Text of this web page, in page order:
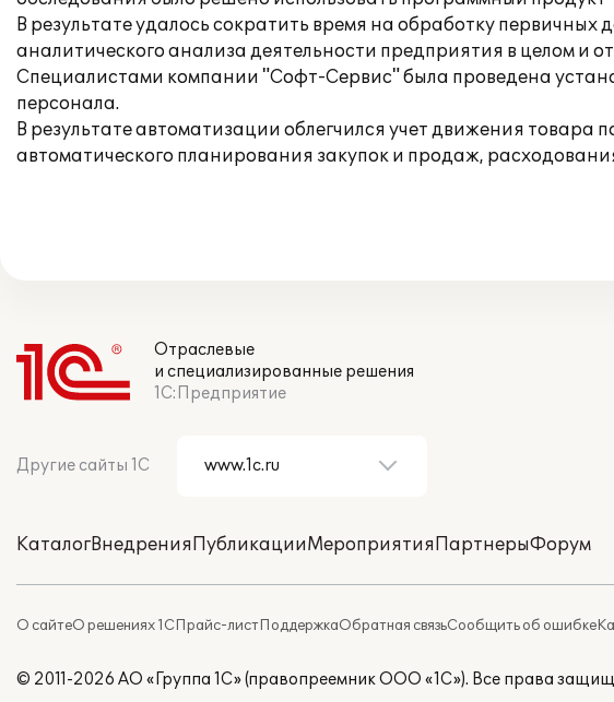
В результате удалось сократить время на обработку
аналитического анализа деятельности предприятия в целом и
Специалистами компании "Софт-Сервис" была проведена
персонала.
В результате автоматизации облегчился учет движения товара
автоматического планирования закупок и продаж,
Отраслевые
и специализированные решения
1С:Предприятие
Другие сайты 1С
КаталогВнедренияПубликацииМероприятияПартнерыФорум
О сайтеО решениях 1СПрайс-листПоддержкаОбратная связьСообщить об ошибке
© 2011-2026 АО «Группа 1С» (правопреемник ООО «1С»). Все права